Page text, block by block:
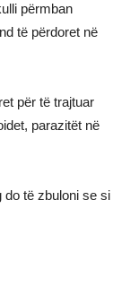
përmban
të përdoret në
për të trajtuar
parazitët në
do të zbuloni se si